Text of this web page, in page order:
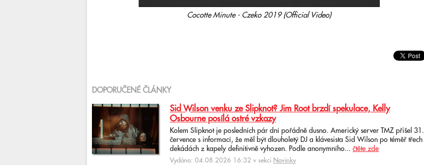
Cocotte Minute - Czeko 2019 (Official Video)
DOPORUČENÉ ČLÁNKY
Sid Wilson venku ze Slipknot? Jim Root brzdí spekulace, Kelly
Osbourne posílá ostré vzkazy
Kolem Slipknot je posledních pár dní pořádně dusno. Americký server TMZ přišel 31.
července s informací, že měl být dlouholetý DJ a klávesista Sid Wilson po téměř třech
dekádách z kapely definitivně vyhozen. Podle anonymního... čtěte zde
Vydáno: 04.08.2026 16:32 v sekci Novinky